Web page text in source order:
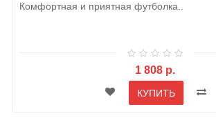
Комфортная и приятная футболка..
1 808 р.
КУПИТЬ